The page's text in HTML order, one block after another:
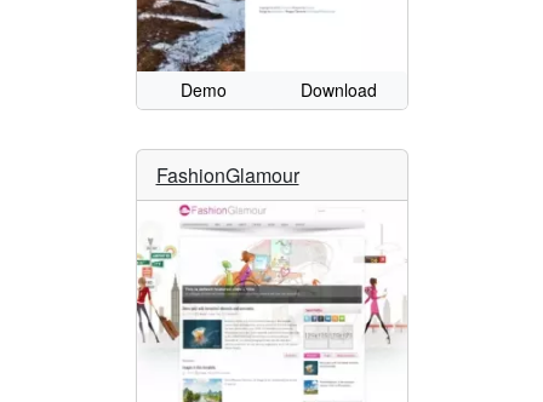
Demo Download
FashionGlamour